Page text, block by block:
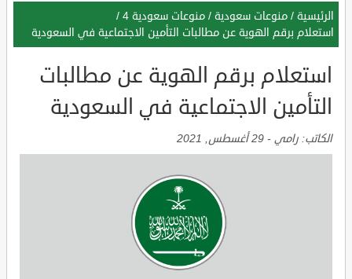
الرئيسية / منوعات سعودية / منوعات سعودية 4
/
استعلام برقم الهوية عن مطالبات التأمين الاجتماعية في السعودية
استعلام برقم الهوية عن مطالبات
التأمين الاجتماعية في السعودية
الكاتب: رامي - 29 أغسطس, 2021